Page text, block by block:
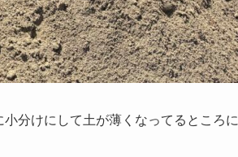
分けにして土が薄くなってるところに